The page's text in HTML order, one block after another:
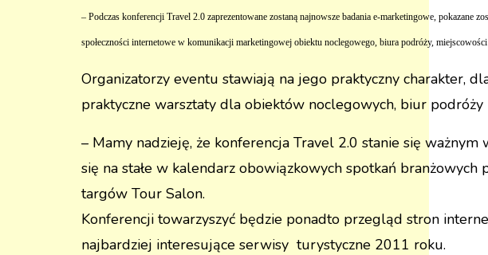
– Podczas konferencji Travel 2.0 zaprezentowane zostaną najnowsze badania e-marketingowe,
społeczności internetowe w komunikacji marketingowej obiektu noclegowego, biura podróży,
Organizatorzy eventu stawiają na jego praktyczny charakter,
praktyczne warsztaty dla obiektów noclegowych, biur podróży
– Mamy nadzieję, że konferencja Travel 2.0 stanie się
się na stałe w kalendarz obowiązkowych spotkań
targów Tour Salon.
Konferencji towarzyszyć będzie ponadto przegląd stron
najbardziej interesujące serwisy turystyczne 2011 roku.